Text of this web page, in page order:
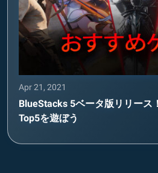
Apr 21, 2021
BlueStacks 5ベータ版リリース
Top5を遊ぼう